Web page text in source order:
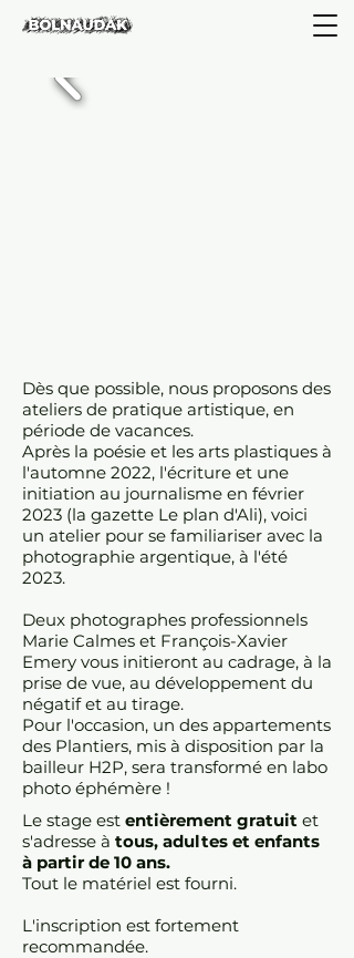
Dès que possible, nous proposons des
ateliers de pratique artistique, en
période de vacances.
Après la poésie et les arts plastiques à
l'automne 2022, l'écriture et une
initiation au journalisme en février
2023 (la gazette Le plan d'Ali), voici
un atelier pour se familiariser avec la
photographie argentique, à l'été
2023.
Deux photographes professionnels
Marie Calmes et François-Xavier
Emery vous initieront au cadrage, à la
prise de vue, au développement du
négatif et au tirage.
Pour l'occasion, un des appartements
des Plantiers, mis à disposition par la
bailleur H2P, sera transformé en labo
photo éphémère !
Le stage est entièrement gratuit et
s'adresse à tous, adultes et enfants
à partir de 10 ans.
Tout le matériel est fourni.
L'inscription est fortement
recommandée.